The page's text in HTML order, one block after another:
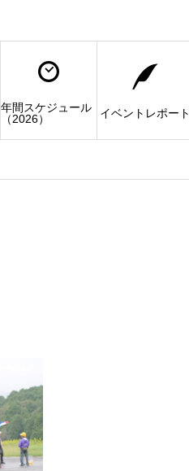
年間スケジュール
（2026）
イベントレポート